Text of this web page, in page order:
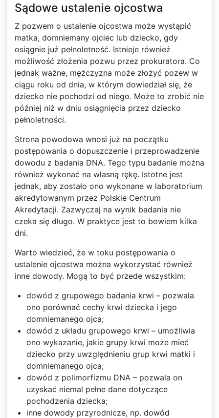
Sądowe ustalenie ojcostwa
Z pozwem o ustalenie ojcostwa może wystąpić
matka, domniemany ojciec lub dziecko, gdy
osiągnie już pełnoletność. Istnieje również
możliwość złożenia pozwu przez prokuratora. Co
jednak ważne, mężczyzna może złożyć pozew w
ciągu roku od dnia, w którym dowiedział się, że
dziecko nie pochodzi od niego. Może to zrobić nie
później niż w dniu osiągnięcia przez dziecko
pełnoletności.
Strona powodowa wnosi już na początku
postępowania o dopuszczenie i przeprowadzenie
dowodu z badania DNA. Tego typu badanie można
również wykonać na własną rękę. Istotne jest
jednak, aby zostało ono wykonane w laboratorium
akredytowanym przez Polskie Centrum
Akredytacji. Zazwyczaj na wynik badania nie
czeka się długo. W praktyce jest to bowiem kilka
dni.
Warto wiedzieć, że w toku postępowania o
ustalenie ojcostwa można wykorzystać również
inne dowody. Mogą to być przede wszystkim:
dowód z grupowego badania krwi – pozwala
ono porównać cechy krwi dziecka i jego
domniemanego ojca;
dowód z układu grupowego krwi – umożliwia
ono wykazanie, jakie grupy krwi może mieć
dziecko przy uwzględnieniu grup krwi matki i
domniemanego ojca;
dowód z polimorfizmu DNA – pozwala on
uzyskać niemal pełne dane dotyczące
pochodzenia dziecka;
inne dowody przyrodnicze, np. dowód